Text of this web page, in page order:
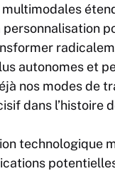
personnalisation
autonomes et
nos modes de
dans l’histoire
technologique